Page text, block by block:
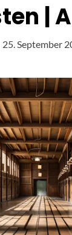
|
25. September